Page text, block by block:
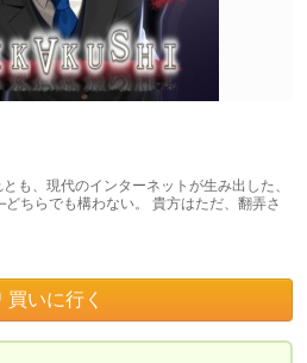
も、現代のインターネットが生み出した、
ちらでも構わない。 貴方はただ、翻弄さ
買いに行く